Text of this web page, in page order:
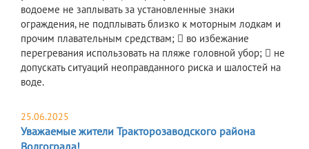
водоеме не заплывать за установленные знаки
ограждения, не подплывать близко к моторным лодкам и
прочим плавательным средствам;  во избежание
перегревания использовать на пляже головной убор;  не
допускать ситуаций неоправданного риска и шалостей на
воде.
25.06.2025
Уважаемые жители Тракторозаводского района